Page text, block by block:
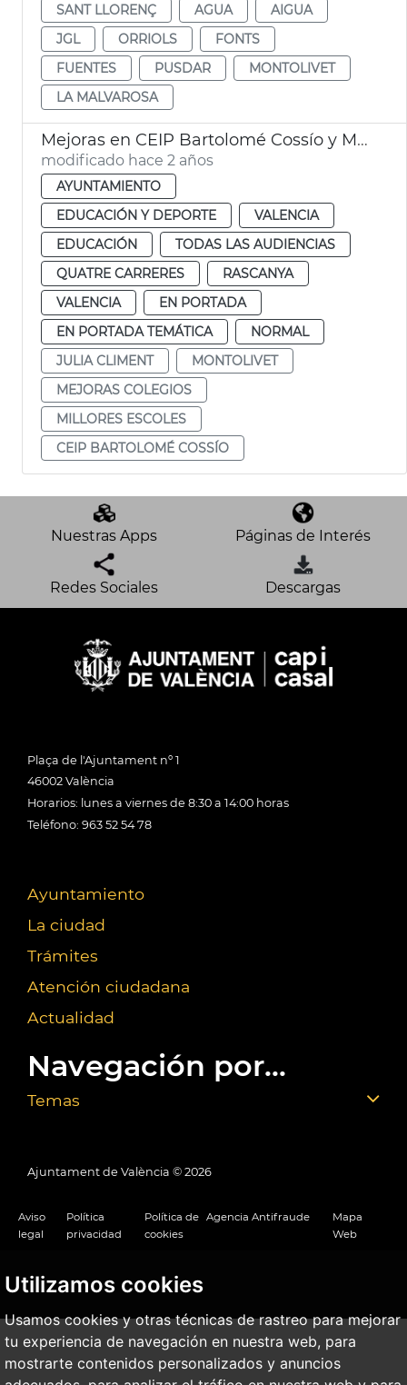
Utilizamos cookies
Usamos cookies y otras técnicas de rastreo para mejorar
tu experiencia de navegación en nuestra web, para
mostrarte contenidos personalizados y anuncios
SANT LLORENÇ
AGUA
AIGUA
JGL
ORRIOLS
FONTS
FUENTES
PUSDAR
MONTOLIVET
LA MALVAROSA
Mejoras en CEIP Bartolomé Cossío y Montolivet
modificado hace 2 años
AYUNTAMIENTO
EDUCACIÓN Y DEPORTE
VALENCIA
EDUCACIÓN
TODAS LAS AUDIENCIAS
QUATRE CARRERES
RASCANYA
VALENCIA
EN PORTADA
EN PORTADA TEMÁTICA
NORMAL
JULIA CLIMENT
MONTOLIVET
MEJORAS COLEGIOS
MILLORES ESCOLES
CEIP BARTOLOMÉ COSSÍO
Nuestras Apps Páginas de Interés
Redes Sociales Descargas
Plaça de l'Ajuntament nº 1
46002 València
Horarios: lunes a viernes de 8:30 a 14:00 horas
Teléfono: 963 52 54 78
Ayuntamiento
La ciudad
Trámites
Atención ciudadana
Actualidad
Navegación por...
Temas
Ajuntament de València © 2026
Aviso
legal
Política
privacidad
Política de
cookies
Agencia Antifraude
Mapa
Web